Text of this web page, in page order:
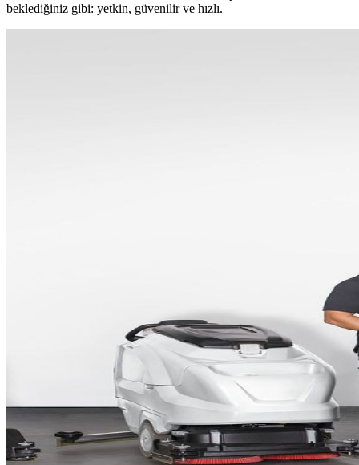
beklediğiniz gibi: yetkin, güvenilir ve hızlı.